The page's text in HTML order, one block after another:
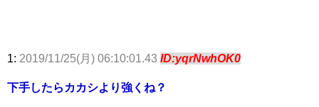
1: 2019/11/25(月) 06:10:01.43 ID:yqrNwhOK0
下手したらカカシより強くね？